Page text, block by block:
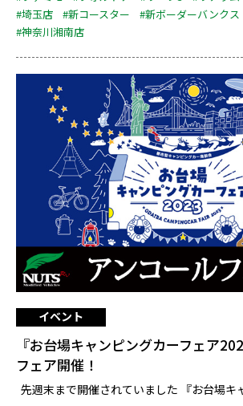
#埼玉店
#新コースター #新ボーダーバンクス
#神奈川湘南店
イベント
『お台場キャンピングカーフェア
フェア開催！
先週末まで開催されていました 『お台場キ